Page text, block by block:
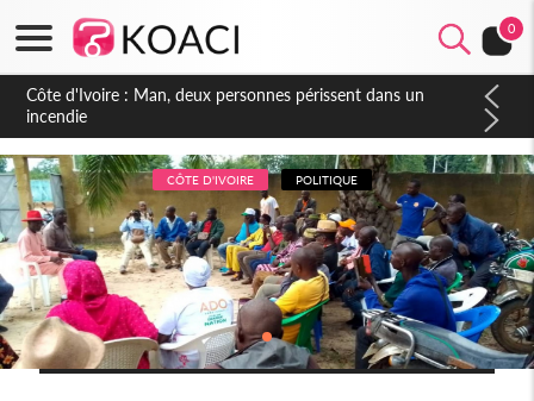
0
Côte d'Ivoire : Séileu, la célébration de la fête nationale
transformée en vaste campagne contre les produits
dépigmentants dangereux
CÔTE D'IVOIRE POLITIQUE